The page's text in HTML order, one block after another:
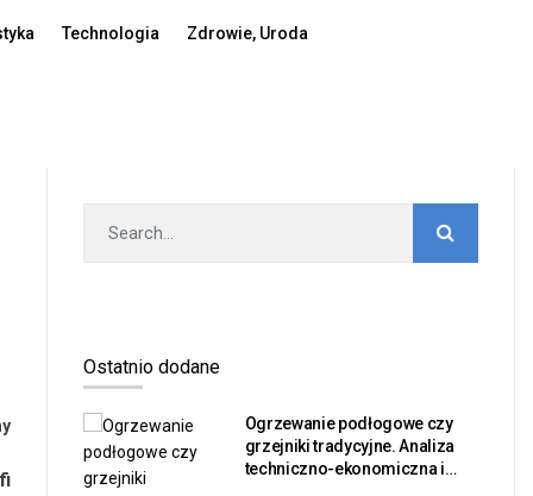
Polityka prywatności Publikacja artykułu
Technologia Zdrowie, Uroda
Ostatnio dodane
Ogrzewanie podłogowe czy
grzejniki tradycyjne. Analiza
techniczno-ekonomiczna i